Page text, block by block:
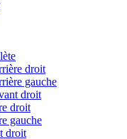
droit
gauche
droit
droit
gauche
droit